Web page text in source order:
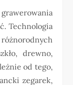
Technologia
drewno,
od tego,
zegarek,